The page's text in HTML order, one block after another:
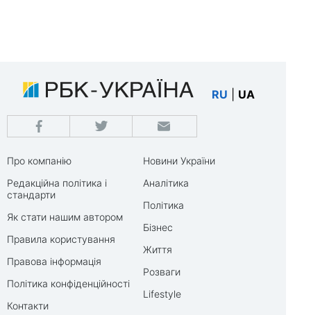
RU UA
Про компанію
Редакційна політика і
стандарти
Як стати нашим автором
Правила користування
Правова інформація
Політика конфіденційності
Контакти
Новини України
Аналітика
Політика
Бізнес
Життя
Розваги
Lifestyle